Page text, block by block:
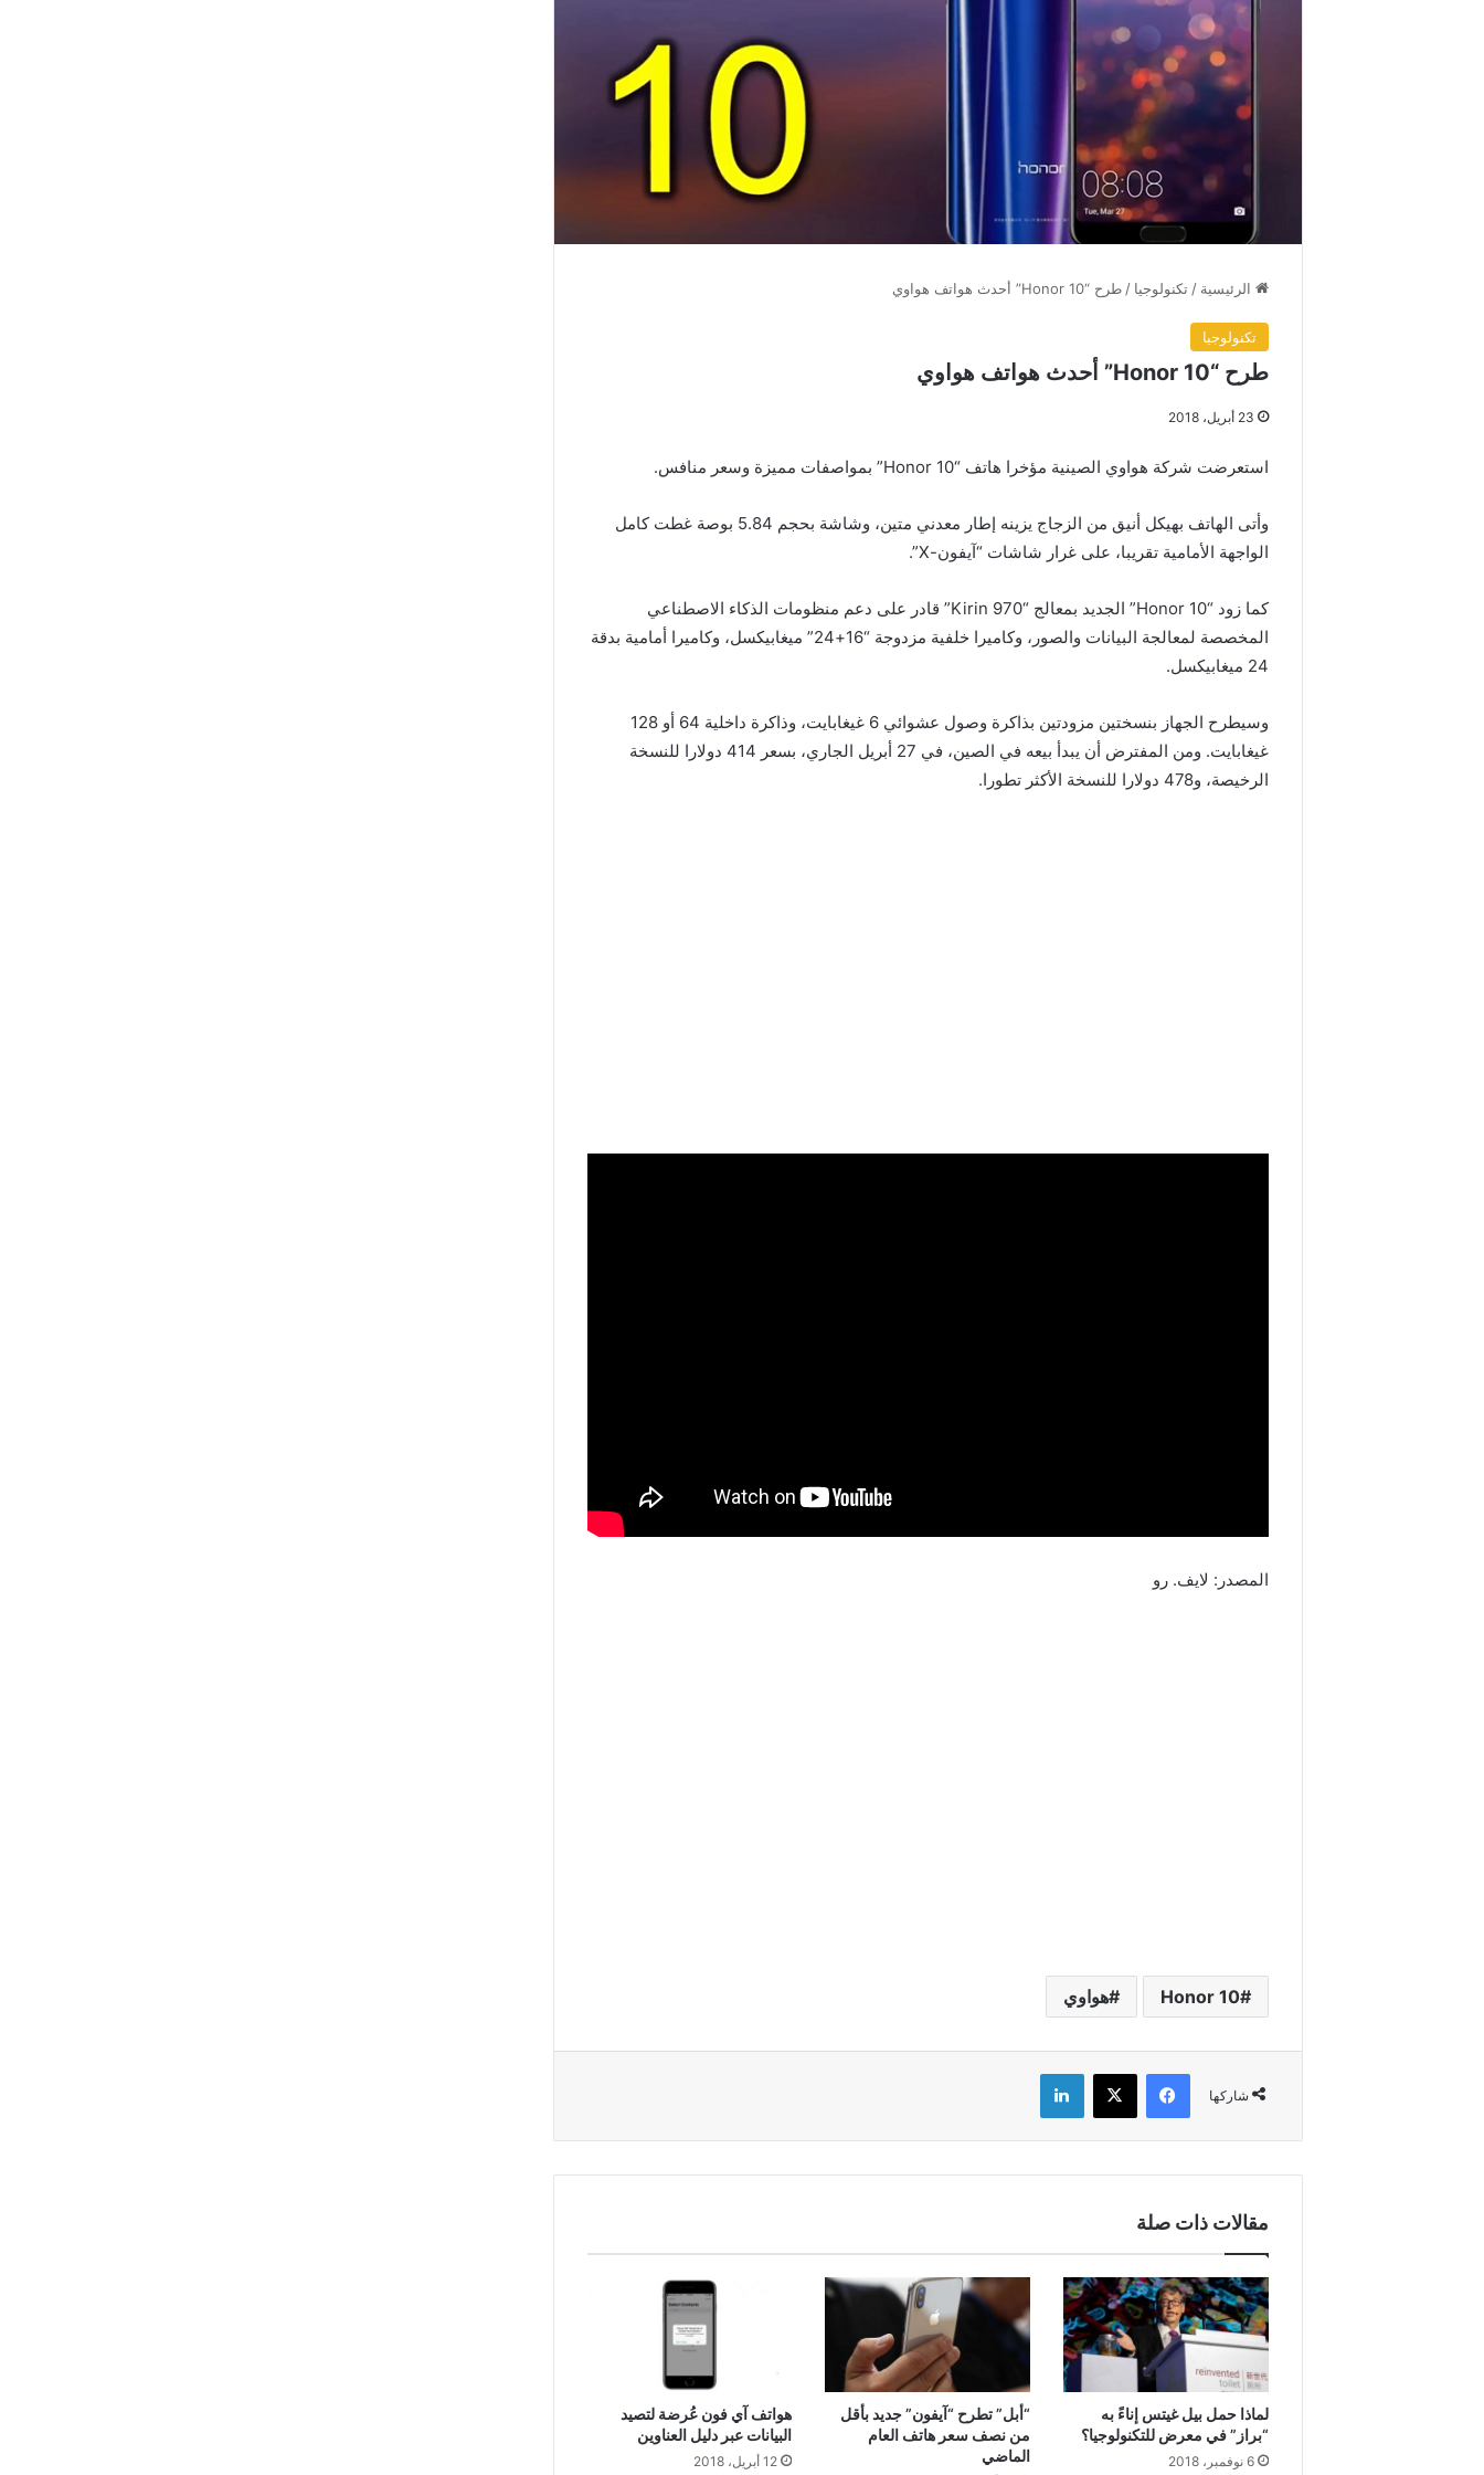
الرئيسية / تكنولوجيا / طرح “Honor 10” أحدث هواتف هواوي
تكنولوجيا
طرح “Honor 10” أحدث هواتف هواوي
23 أبريل، 2018
استعرضت شركة هواوي الصينية مؤخرا هاتف “Honor 10” بمواصفات مميزة وسعر منافس.
وأتى الهاتف بهيكل أنيق من الزجاج يزينه إطار معدني متين، وشاشة بحجم 5.84 بوصة غطت كامل
الواجهة الأمامية تقريبا، على غرار شاشات “آيفون-X”.
كما زود “Honor 10” الجديد بمعالج “Kirin 970” قادر على دعم منظومات الذكاء الاصطناعي
المخصصة لمعالجة البيانات والصور، وكاميرا خلفية مزدوجة “16+24” ميغابيكسل، وكاميرا أمامية بدقة
24 ميغابيكسل.
وسيطرح الجهاز بنسختين مزودتين بذاكرة وصول عشوائي 6 غيغابايت، وذاكرة داخلية 64 أو 128
غيغابايت. ومن المفترض أن يبدأ بيعه في الصين، في 27 أبريل الجاري، بسعر 414 دولارا للنسخة
الرخيصة، و478 دولارا للنسخة الأكثر تطورا.
المصدر: لايف. رو
Honor 10 هواوي
شاركها
فيسبوك X لينكدإن
مقالات ذات صلة
لماذا حمل بيل غيتس إناءً به
“براز” في معرض للتكنولوجيا؟
6 نوفمبر، 2018
“أبل” تطرح “آيفون” جديد بأقل
من نصف سعر هاتف العام
الماضي
هواتف آي فون عُرضة لتصيد
البيانات عبر دليل العناوين
12 أبريل، 2018